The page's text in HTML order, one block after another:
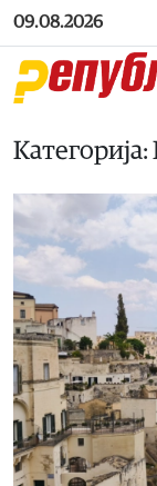
Skip to main content
09.08.2026